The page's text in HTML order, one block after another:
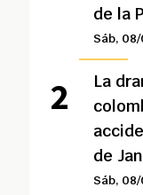
de la
Sáb, 08/
La
de
Sáb,